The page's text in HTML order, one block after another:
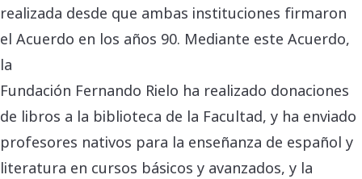
realizada desde que ambas instituciones firmaron
el Acuerdo en los años 90. Mediante este Acuerdo,
la
Fundación Fernando Rielo ha realizado donaciones
de libros a la biblioteca de la Facultad, y ha enviado
profesores nativos para la enseñanza de español y
literatura en cursos básicos y avanzados, y la